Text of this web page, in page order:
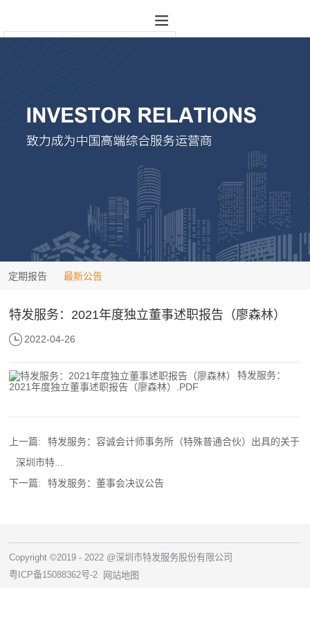
定期报告 最新公告
特发服务：2021年度独立董事述职报告（廖森林）
2022-04-26
特发服务：
2021年度独立董事述职报告（廖森林）.PDF
上一篇:
特发服务：容诚会计师事务所（特殊普通合伙）出具的关于
深圳市特...
下一篇:
特发服务：董事会决议公告
Copyright ©2019 - 2022 @深圳市特发服务股份有限公司
粤ICP备15088362号-2
网站地图